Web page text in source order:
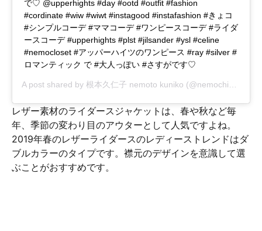
で♡ @upperhights #day #ootd #outfit #fashion
#cordinate #wiw #wiwt #instagood #instafashion #きょコ
#シンプルコーデ #ママコーデ #ワンピースコーデ #ライダ
ースコーデ #upperhights #plst #jilsander #ysl #celine
#nemocloset #アッパーハイツのワンピース #ray #silver #
ロマンティック で #大人っぽい #さすがです♡
A post shared by 根本久仁子 nemoto kuniko (@nemochi0517) on
レザー素材のライダースジャケットは、春や秋など毎
年、季節の変わり目のアウターとして人気ですよね。
2019年春のレザーライダースのレディーストレンドはダ
ブルカラーのタイプです。襟元のデザインを意識して選
ぶことがおすすめです。